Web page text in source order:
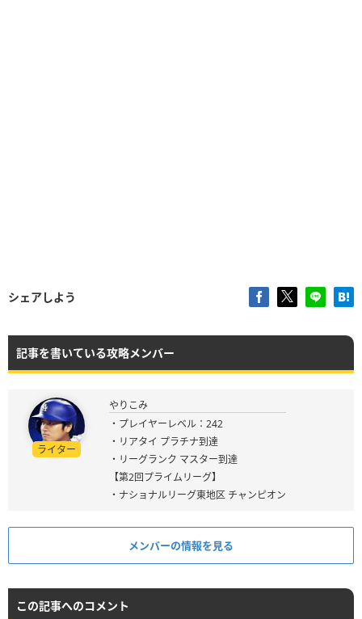
シェアしよう
記事を書いている攻略メンバー
ライター
やりこみ
・プレイヤーレベル：242
・リアタイ プラチナ到達
・リーグランク マスター到達
【第2回プライムリーグ】
・ナショナルリーグ東地区 チャンピオン
メンバーの情報を見る
この記事へのコメント